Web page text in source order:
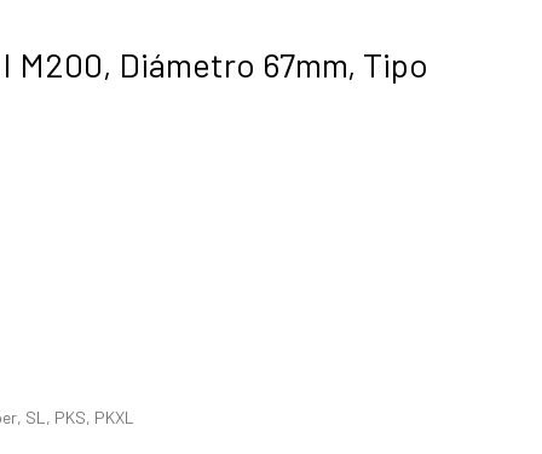
M200, Diámetro 67mm, Tipo
SL, PKS, PKXL